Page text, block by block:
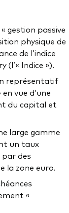
gestion passive
physique de
de l’indice
(l’« Indice »).
représentatif
vue d’une
du capital et
large gamme
un taux
des
la zone euro.
«